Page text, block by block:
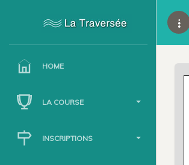
HOME
LA COURSE
INSCRIPTIONS